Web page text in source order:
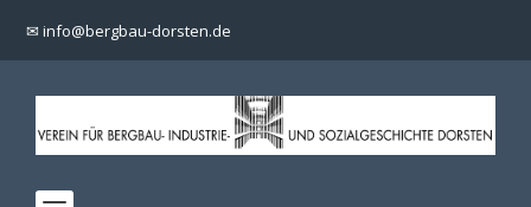
✉ info@bergbau-dorsten.de